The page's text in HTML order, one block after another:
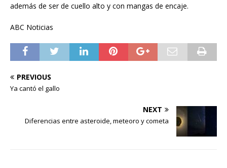
además de ser de cuello alto y con mangas de encaje.
ABC Noticias
PREVIOUS
Ya cantó el gallo
NEXT
Diferencias entre asteroide, meteoro y cometa